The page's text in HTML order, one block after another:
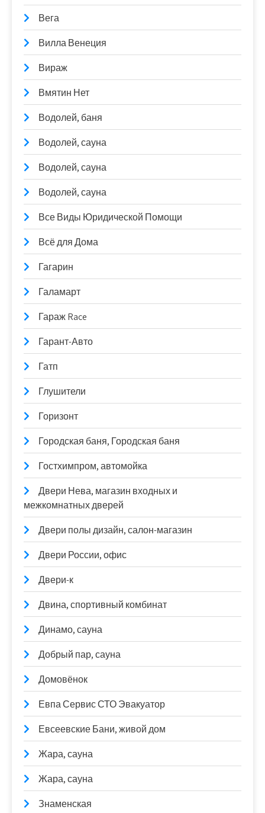
Вега
Вилла Венеция
Вираж
Вмятин Нет
Водолей, баня
Водолей, сауна
Водолей, сауна
Водолей, сауна
Все Виды Юридической Помощи
Всё для Дома
Гагарин
Галамарт
Гараж Race
Гарант-Авто
Гатп
Глушители
Горизонт
Городская баня, Городская баня
Гостхимпром, автомойка
Двери Нева, магазин входных и
межкомнатных дверей
Двери полы дизайн, салон-магазин
Двери России, офис
Двери-к
Двина, спортивный комбинат
Динамо, сауна
Добрый пар, сауна
Домовёнок
Евпа Сервис СТО Эвакуатор
Евсеевские Бани, живой дом
Жара, сауна
Жара, сауна
Знаменская